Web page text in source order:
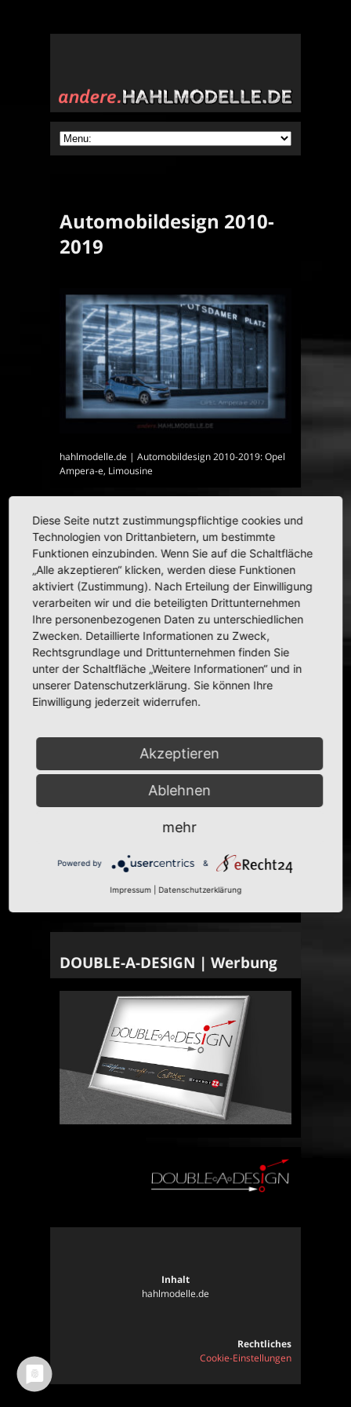
Automobildesign 2010-
2019
hahlmodelle.de | Automobildesign 2010-2019: Opel
Ampera-e, Limousine
HAHLMODELLE.DE | Opel in
1:43
DOUBLE-A-DESIGN | Werbung
Inhalt
hahlmodelle.de
Rechtliches
Cookie-Einstellungen
Diese Seite nutzt zustimmungspflichtige cookies und
Technologien von Drittanbietern, um bestimmte
Funktionen einzubinden. Wenn Sie auf die Schaltfläche
„Alle akzeptieren“ klicken, werden diese Funktionen
aktiviert (Zustimmung). Nach Erteilung der Einwilligung
verarbeiten wir und die beteiligten Drittunternehmen
Ihre personenbezogenen Daten zu unterschiedlichen
Zwecken. Detaillierte Informationen zu Zweck,
Rechtsgrundlage und Drittunternehmen finden Sie
unter der Schaltfläche „Weitere Informationen“ und in
unserer Datenschutzerklärung. Sie können Ihre
Einwilligung jederzeit widerrufen.
Akzeptieren
Ablehnen
mehr
Powered by &
Impressum Datenschutzerklärung